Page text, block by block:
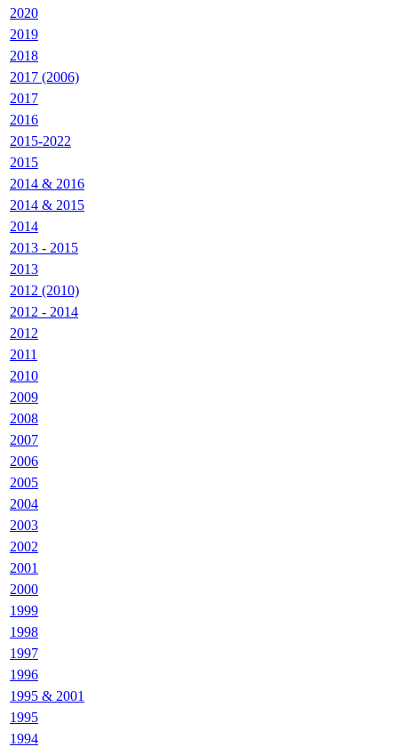
2020
2019
2018
2017 (2006)
2017
2016
2015-2022
2015
2014 & 2016
2014 & 2015
2014
2013 - 2015
2013
2012 (2010)
2012 - 2014
2012
2011
2010
2009
2008
2007
2006
2005
2004
2003
2002
2001
2000
1999
1998
1997
1996
1995 & 2001
1995
1994